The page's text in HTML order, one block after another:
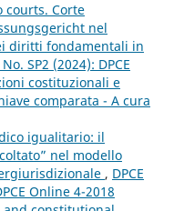
courts. Corte
nel
diritti fondamentali in
SP2 (2024): DPCE
costituzionali e
comparata - A cura
igualitario: il
nel modello
, DPCE
Online 4-2018